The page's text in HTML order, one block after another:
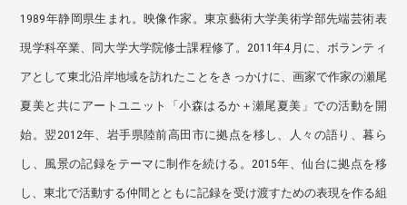
1989年静岡県生まれ。映像作家。東京藝術大学美術学部先端芸術表
現学科卒業、同大学大学院修士課程修了。2011年4月に、ボランティ
アとして東北沿岸地域を訪れたことをきっかけに、画家で作家の瀬尾
夏美と共にアートユニット「小森はるか＋瀬尾夏美」での活動を開
始。翌2012年、岩手県陸前高田市に拠点を移し、人々の語り、暮ら
し、風景の記録をテーマに制作を続ける。2015年、仙台に拠点を移
し、東北で活動する仲間とともに記録を受け渡すための表現を作る組